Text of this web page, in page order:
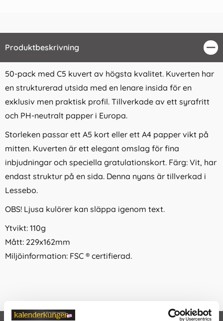
Produktbeskrivning
50-pack med C5 kuvert av högsta kvalitet. Kuverten har
en strukturerad utsida med en lenare insida för en
exklusiv men praktisk profil. Tillverkade av ett syrafritt
och PH-neutralt papper i Europa.
Storleken passar ett A5 kort eller ett A4 papper vikt på
mitten. Kuverten är ett elegant omslag för fina
inbjudningar och speciella gratulationskort. Färg: Vit, har
endast struktur på en sida. Denna nyans är tillverkad i
Lessebo.
OBS! Ljusa kulörer kan släppa igenom text.
Ytvikt: 110g
Mått: 229x162mm
Miljöinformation: FSC ® certifierad.